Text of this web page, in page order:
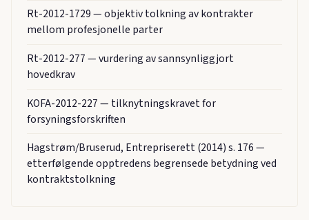
Rt-2012-1729 — objektiv tolkning av kontrakter
mellom profesjonelle parter
Rt-2012-277 — vurdering av sannsynliggjort
hovedkrav
KOFA-2012-227 — tilknytningskravet for
forsyningsforskriften
Hagstrøm/Bruserud, Entrepriserett (2014) s. 176 —
etterfølgende opptredens begrensede betydning ved
kontraktstolkning